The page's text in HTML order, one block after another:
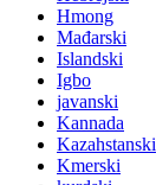
Hmong
Mađarski
Islandski
Igbo
javanski
Kannada
Kazahstanski
Kmerski